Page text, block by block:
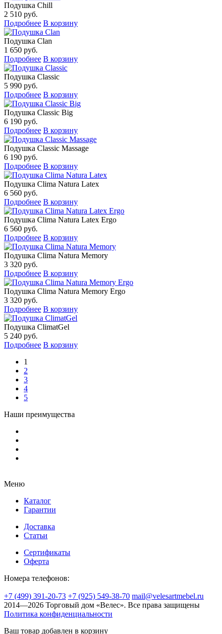
Подушка Chill
2 510 руб.
Подробнее В корзину
Подушка Clan
1 650 руб.
Подробнее В корзину
Подушка Classic
5 990 руб.
Подробнее В корзину
Подушка Classic Big
6 190 руб.
Подробнее В корзину
Подушка Classic Massage
6 190 руб.
Подробнее В корзину
Подушка Clima Natura Latex
6 560 руб.
Подробнее В корзину
Подушка Clima Natura Latex Ergo
6 560 руб.
Подробнее В корзину
Подушка Clima Natura Memory
3 320 руб.
Подробнее В корзину
Подушка Clima Natura Memory Ergo
3 320 руб.
Подробнее В корзину
Подушка ClimatGel
5 240 руб.
Подробнее В корзину
1
2
3
4
5
Наши преимущества
Меню
Каталог
Гарантии
Доставка
Статьи
Сертификаты
Оферта
Номера телефонов:
+7 (499) 391-20-73 +7 (925) 549-38-70 mail@velesartmebel.ru
2014—2026 Торговый дом «Велес». Все права защищены
Политика конфиденциальности
Ваш товар добавлен в корзину